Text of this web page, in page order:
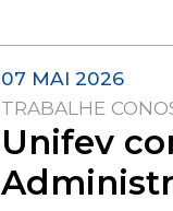
07 MAI 2026
TRABALHE
Unifev